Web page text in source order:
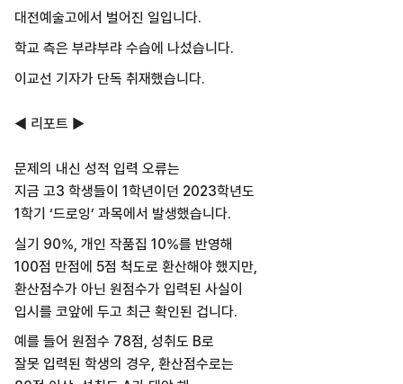
대전예술고에서 벌어진 일입니다.
학교 측은 부랴부랴 수습에 나섰습니다.
이교선 기자가 단독 취재했습니다.
◀ 리포트 ▶
문제의 내신 성적 입력 오류는
지금 고3 학생들이 1학년이던 2023학년도
1학기 ‘드로잉’ 과목에서 발생했습니다.
실기 90%, 개인 작품집 10%를 반영해
100점 만점에 5점 척도로 환산해야 했지만,
환산점수가 아닌 원점수가 입력된 사실이
입시를 코앞에 두고 최근 확인된 겁니다.
예를 들어 원점수 78점, 성취도 B로
잘못 입력된 학생의 경우, 환산점수로는